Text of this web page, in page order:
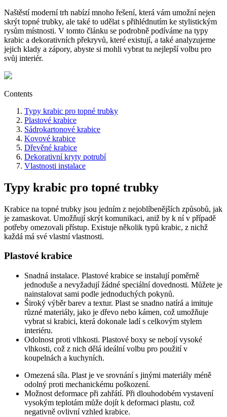
Naštěstí moderní trh nabízí mnoho řešení, která vám umožní nejen
skrýt topné trubky, ale také to udělat s přihlédnutím ke stylistickým
rysům místnosti. V tomto článku se podrobně podíváme na typy
krabic a dekorativních překryvů, které existují, a také analyzujeme
jejich klady a zápory, abyste si mohli vybrat tu nejlepší volbu pro
svůj interiér.
Contents
Typy krabic pro topné trubky
Plastové krabice
Sádrokartonové krabice
Kovové krabice
Dřevěné krabice
Dekorativní kryty potrubí
Vlastnosti instalace
Typy krabic pro topné trubky
Krabice na topné trubky jsou jedním z nejoblíbenějších způsobů, jak
je zamaskovat. Umožňují skrýt komunikaci, aniž by k ní v případě
potřeby omezovali přístup. Existuje několik typů krabic, z nichž
každá má své vlastní vlastnosti.
Plastové krabice
Snadná instalace. Plastové krabice se instalují poměrně
jednoduše a nevyžadují žádné speciální dovednosti. Můžete je
nainstalovat sami podle jednoduchých pokynů.
Široký výběr barev a textur. Plast se snadno natírá a imituje
různé materiály, jako je dřevo nebo kámen, což umožňuje
vybrat si krabici, která dokonale ladí s celkovým stylem
interiéru.
Odolnost proti vlhkosti. Plastové boxy se nebojí vysoké
vlhkosti, což z nich dělá ideální volbu pro použití v
koupelnách a kuchyních.
Omezená síla. Plast je ve srovnání s jinými materiály méně
odolný proti mechanickému poškození.
Možnost deformace při zahřátí. Při dlouhodobém vystavení
vysokým teplotám může dojít k deformaci plastu, což
negativně ovlivní vzhled krabice.